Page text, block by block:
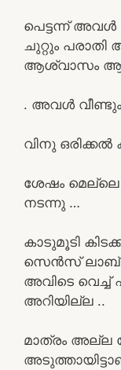
പെട്ടന്ന്
ചുറ്റും പരാതി
ആശ്വാസം
. അവൾ വീണ്ടും
വിനു ഒരിക്കൽ
ശേഷം
നടന്നു …
കാടുമൂടി
സെൻസ് ലാബ്
അവിടെ
അറിയില്ല ..
മാത്രം അല്ല